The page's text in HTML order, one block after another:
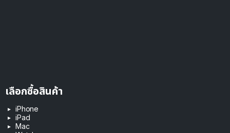
เลือกซื้อสินค้า
iPhone
iPad
Mac